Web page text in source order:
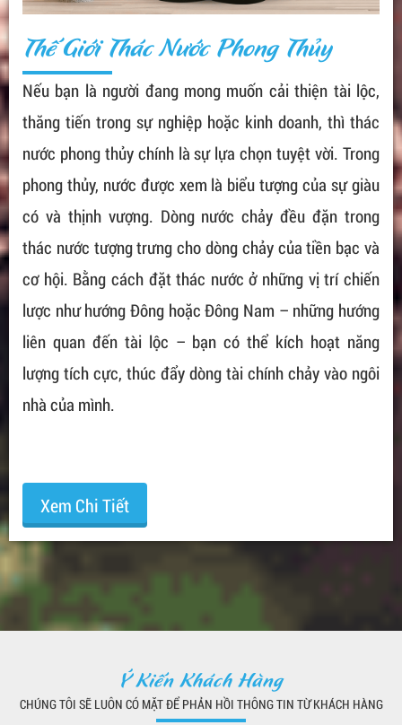
Thế Giới Thác Nước Phong Thủy
Nếu bạn là người đang mong muốn cải thiện tài lộc,
thăng tiến trong sự nghiệp hoặc kinh doanh, thì thác
nước phong thủy chính là sự lựa chọn tuyệt vời. Trong
phong thủy, nước được xem là biểu tượng của sự giàu
có và thịnh vượng. Dòng nước chảy đều đặn trong
thác nước tượng trưng cho dòng chảy của tiền bạc và
cơ hội. Bằng cách đặt thác nước ở những vị trí chiến
lược như hướng Đông hoặc Đông Nam – những hướng
liên quan đến tài lộc – bạn có thể kích hoạt năng
lượng tích cực, thúc đẩy dòng tài chính chảy vào ngôi
nhà của mình.
Xem Chi Tiết
Ý Kiến Khách Hàng
CHÚNG TÔI SẼ LUÔN CÓ MẶT ĐỂ PHẢN HỒI THÔNG TIN TỪ KHÁCH HÀNG